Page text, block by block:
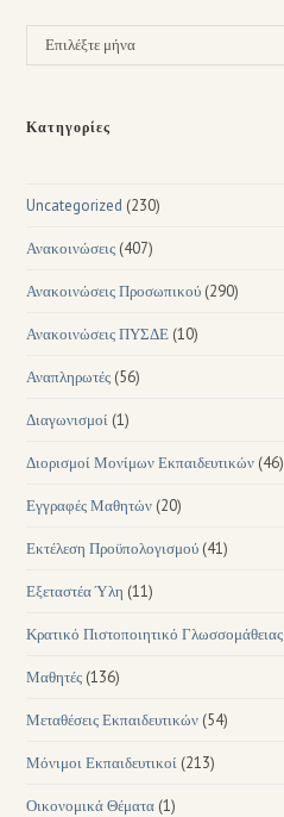
Επιλέξτε μήνα
Κατηγορίες
Uncategorized (230)
Ανακοινώσεις (407)
Ανακοινώσεις Προσωπικού (290)
Ανακοινώσεις ΠΥΣΔΕ (10)
Αναπληρωτές (56)
Διαγωνισμοί (1)
Διορισμοί Μονίμων Εκπαιδευτικών (46)
Εγγραφές Μαθητών (20)
Εκτέλεση Προϋπολογισμού (41)
Εξεταστέα Ύλη (11)
Κρατικό Πιστοποιητικό Γλωσσομάθειας
Μαθητές (136)
Μεταθέσεις Εκπαιδευτικών (54)
Μόνιμοι Εκπαιδευτικοί (213)
Οικονομικά Θέματα (1)